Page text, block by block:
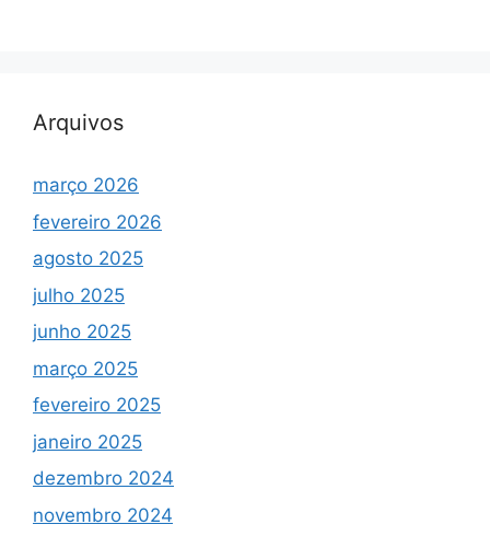
Arquivos
março 2026
fevereiro 2026
agosto 2025
julho 2025
junho 2025
março 2025
fevereiro 2025
janeiro 2025
dezembro 2024
novembro 2024